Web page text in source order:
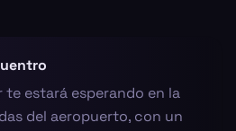
estará esperando en la
del aeropuerto, con un